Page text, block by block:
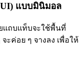
แบบมินิมอล
แถบแท็บจะใช้พื้นที่
ะค่อย ๆ จางลง เพื่อให้